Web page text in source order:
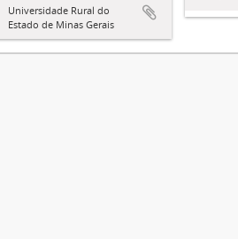
Universidade Rural do
Estado de Minas Gerais